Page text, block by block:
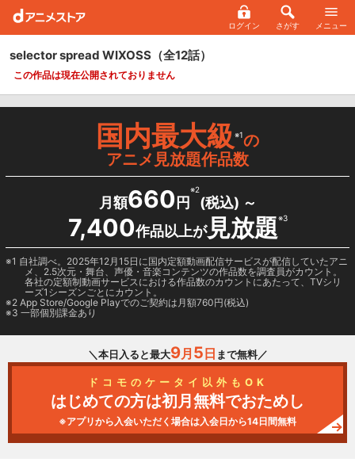
ログイン さがす メニュー
selector spread WIXOSS （全12話）
この作品は現在公開されておりません
国内最大級※1の
アニメ見放題作品数
月額660 円
※2
(税込) ～
7,400作品以上が見放題※3
1 自社調べ。2025年12月15日に国内定額動画配信サービスが配信していたアニ
メ、2.5次元・舞台、声優・音楽コンテンツの作品数を調査員がカウント。
各社の定額制動画サービスにおける作品数のカウントにあたって、TVシリ
ーズ1シーズンごとにカウント。
2 App Store/Google Playでのご契約は月額760円(税込)
3 一部個別課金あり
＼本日入ると最大9月 5 日 まで無料／
ドコモのケータイ以外もOK
はじめての方は初月無料でおためし
※アプリから入会いただく場合は入会日から14日間無料